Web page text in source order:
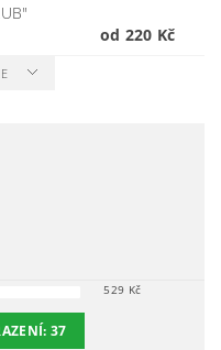
od 220 Kč
529 Kč
37